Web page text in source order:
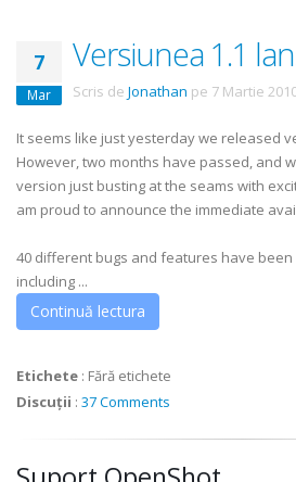
7
Mar
Versiunea 1.1
Scris de Jonathan pe 7 Martie
It seems like just yesterday we released
However, two months have passed, and
version just busting at the seams with
am proud to announce the immediate
40 different bugs and features have
including ...
Continuă lectura
Etichete : Fără etichete
Discuții : 37 Comments